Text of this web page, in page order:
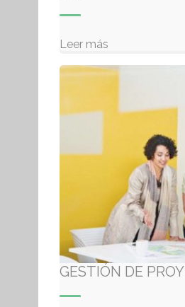
Leer más
GESTIÓN DE